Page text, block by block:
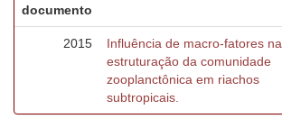
documento
2015
Influência de macro-fatores na
estruturação da comunidade
zooplanctônica em riachos
subtropicais.